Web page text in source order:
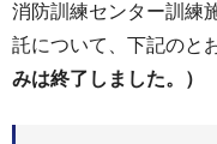
消防訓練センター訓練
託について、下記のと
みは終了しました。）